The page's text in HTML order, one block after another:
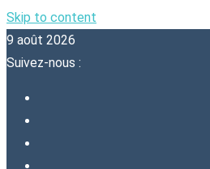
Skip to content
9 août 2026
Suivez-nous :